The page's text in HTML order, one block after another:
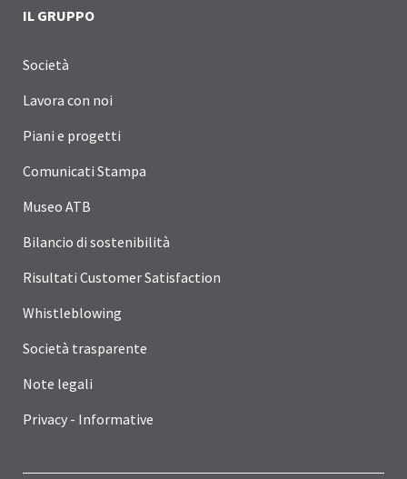
IL GRUPPO
Società
Lavora con noi
Piani e progetti
Comunicati Stampa
Museo ATB
Bilancio di sostenibilità
Risultati Customer Satisfaction
Whistleblowing
Società trasparente
Note legali
Privacy - Informative